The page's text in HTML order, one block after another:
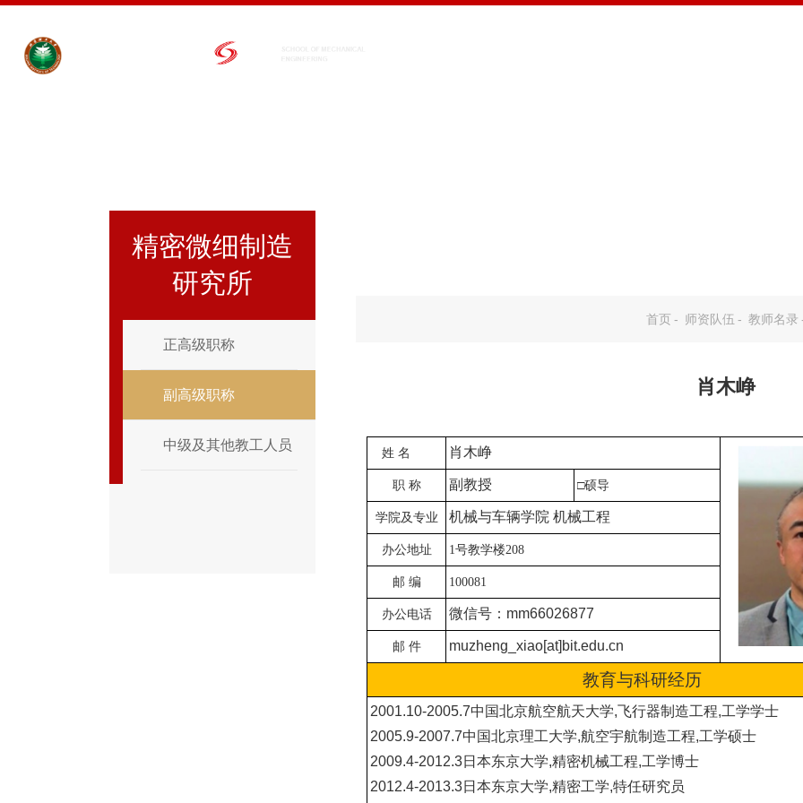
精密微细制造
研究所
正高级职称
副高级职称
中级及其他教工人员
首页- 师资队伍 - 教师名录
肖木峥
姓 名 肖木峥
职 称 副教授 □硕导
学院及专业 机械与车辆学院 机械工程
办公地址 1 号教学楼208
邮 编 1 00081
办公电话 微信号：mm66026877
邮 件 muzheng_xiao[at]bit.edu.cn
教育与科研经历
2001.10-2005.7中国北京航空航天大学,飞行器制造工程,工学学士
2005.9-2007.7中国北京理工大学,航空宇航制造工程,工学硕士
2009.4-2012.3日本东京大学,精密机械工程,工学博士
2012.4-2013.3日本东京大学,精密工学,特任研究员